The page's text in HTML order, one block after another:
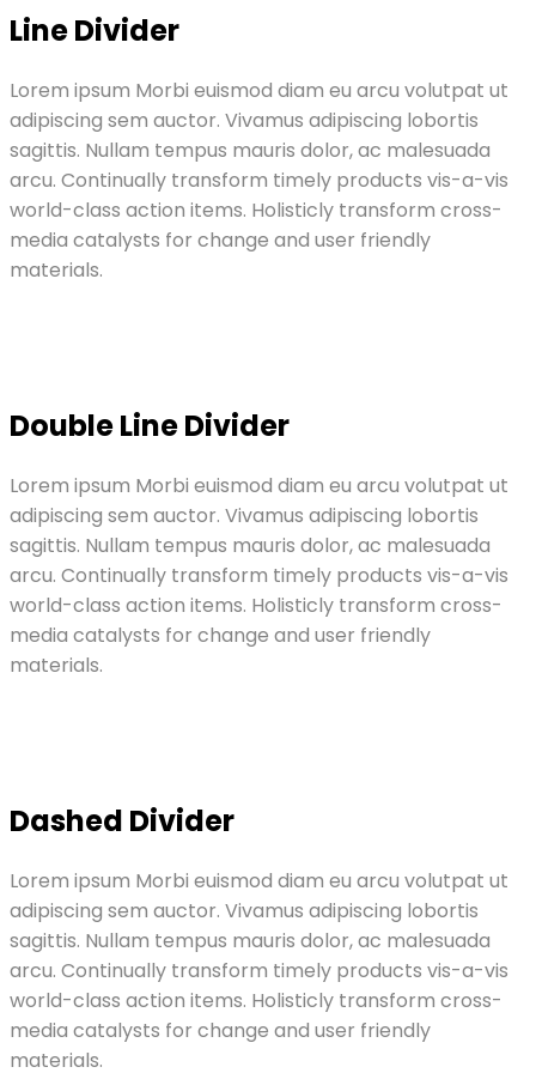
Line Divider
Lorem ipsum Morbi euismod diam eu arcu volutpat ut
adipiscing sem auctor. Vivamus adipiscing lobortis
sagittis. Nullam tempus mauris dolor, ac malesuada
arcu. Continually transform timely products vis-a-vis
world-class action items. Holisticly transform cross-
media catalysts for change and user friendly
materials.
Double Line Divider
Lorem ipsum Morbi euismod diam eu arcu volutpat ut
adipiscing sem auctor. Vivamus adipiscing lobortis
sagittis. Nullam tempus mauris dolor, ac malesuada
arcu. Continually transform timely products vis-a-vis
world-class action items. Holisticly transform cross-
media catalysts for change and user friendly
materials.
Dashed Divider
Lorem ipsum Morbi euismod diam eu arcu volutpat ut
adipiscing sem auctor. Vivamus adipiscing lobortis
sagittis. Nullam tempus mauris dolor, ac malesuada
arcu. Continually transform timely products vis-a-vis
world-class action items. Holisticly transform cross-
media catalysts for change and user friendly
materials.